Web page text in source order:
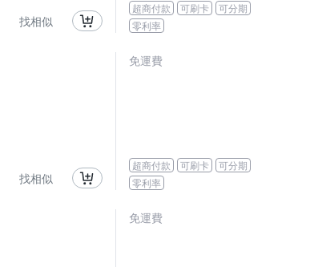
找相似
超商付款 可刷卡
可分期
零利率
找相似
免運費
超商付款 可刷卡
可分期
零利率
免運費